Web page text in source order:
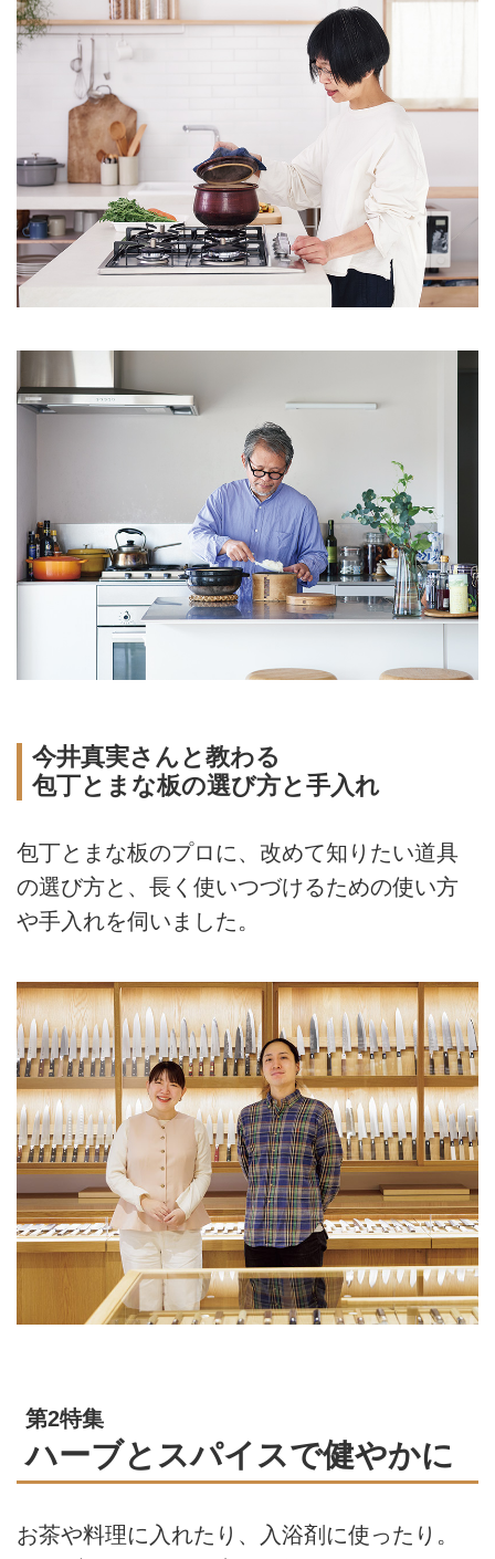
今井真実さんと教わる
包丁とまな板の選び方と手入れ
包丁とまな板のプロに、改めて知りたい道具
の選び方と、長く使いつづけるための使い方
や手入れを伺いました。
第2特集
ハーブとスパイスで健やかに
お茶や料理に入れたり、入浴剤に使ったり。